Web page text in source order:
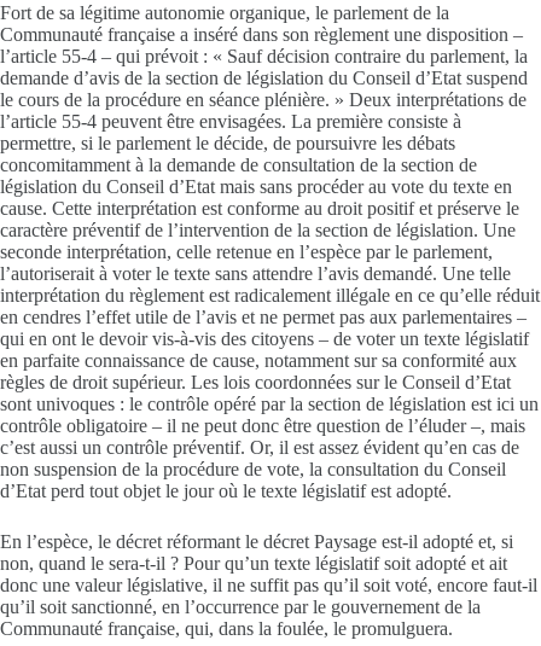
Fort de sa légitime autonomie organique, le parlement de la
Communauté française a inséré dans son règlement une disposition –
l’article 55-4 – qui prévoit : « Sauf décision contraire du parlement, la
demande d’avis de la section de législation du Conseil d’Etat suspend
le cours de la procédure en séance plénière. » Deux interprétations de
l’article 55-4 peuvent être envisagées. La première consiste à
permettre, si le parlement le décide, de poursuivre les débats
concomitamment à la demande de consultation de la section de
législation du Conseil d’Etat mais sans procéder au vote du texte en
cause. Cette interprétation est conforme au droit positif et préserve le
caractère préventif de l’intervention de la section de législation. Une
seconde interprétation, celle retenue en l’espèce par le parlement,
l’autoriserait à voter le texte sans attendre l’avis demandé. Une telle
interprétation du règlement est radicalement illégale en ce qu’elle réduit
en cendres l’effet utile de l’avis et ne permet pas aux parlementaires –
qui en ont le devoir vis-à-vis des citoyens – de voter un texte législatif
en parfaite connaissance de cause, notamment sur sa conformité aux
règles de droit supérieur. Les lois coordonnées sur le Conseil d’Etat
sont univoques : le contrôle opéré par la section de législation est ici un
contrôle obligatoire – il ne peut donc être question de l’éluder –, mais
c’est aussi un contrôle préventif. Or, il est assez évident qu’en cas de
non suspension de la procédure de vote, la consultation du Conseil
d’Etat perd tout objet le jour où le texte législatif est adopté.
En l’espèce, le décret réformant le décret Paysage est-il adopté et, si
non, quand le sera-t-il ? Pour qu’un texte législatif soit adopté et ait
donc une valeur législative, il ne suffit pas qu’il soit voté, encore faut-il
qu’il soit sanctionné, en l’occurrence par le gouvernement de la
Communauté française, qui, dans la foulée, le promulguera.